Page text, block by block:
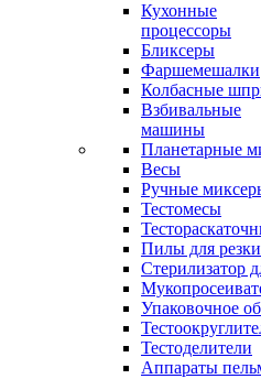
Кухонные
процессоры
Бликсеры
Фаршемешалки
Колбасные
Взбивальные
машины
Планетарные
Весы
Ручные
Тестомесы
Пилы для
Стерилизатор
Упаковочное
Тестоделители
Аппараты